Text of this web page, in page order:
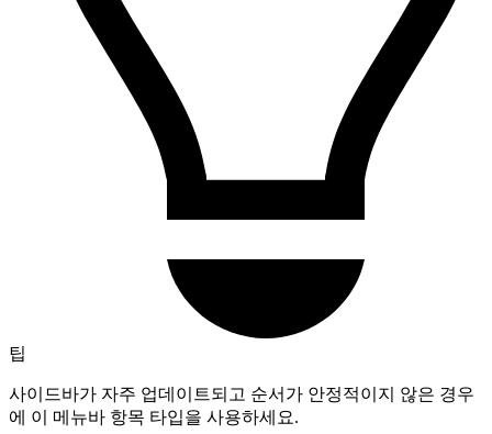
팁
사이드바가 자주 업데이트되고 순서가 안정적이지 않은 경우
에 이 메뉴바 항목 타입을 사용하세요.